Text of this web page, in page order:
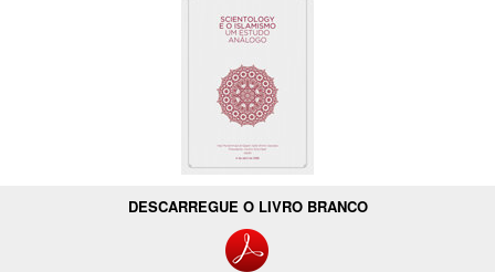
DESCARREGUE O LIVRO BRANCO